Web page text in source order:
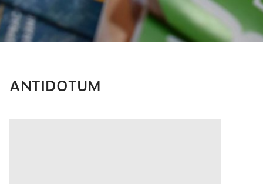
ANTIDOTUM